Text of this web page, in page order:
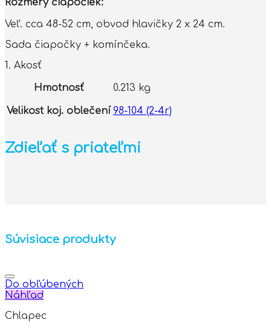
Rozmery čiapočiek:
Veľ. cca 48-52 cm, obvod hlavičky 2 x 24 cm.
Sada čiapočky + komínčeka.
1. Akosť
Hmotnosť 0.213 kg
Velikost koj. oblečení 98-104 (2-4r)
Zdieľať s priateľmi
Súvisiace produkty
Do obľúbených
Náhľad
Chlapec